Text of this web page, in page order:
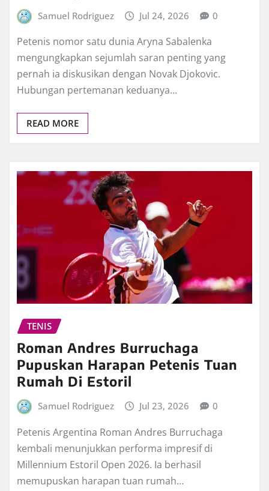
Samuel Rodriguez Jul 24, 2026 0
Petenis nomor satu dunia Aryna Sabalenka
mengungkapkan sejumlah saran penting yang
pernah ia diskusikan dengan Novak Djokovic.
Hubungan pertemanan keduanya…
READ MORE
TENIS
Roman Andres Burruchaga
Pupuskan Harapan Petenis Tuan
Rumah Di Estoril
Samuel Rodriguez Jul 23, 2026 0
Petenis Argentina Roman Andres Burruchaga
kembali menunjukkan performa impresif di
Millennium Estoril Open 2026. Ia berhasil
memupuskan harapan tuan rumah…